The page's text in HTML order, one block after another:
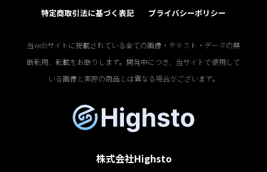
特定商取引法に基づく表記 プライバシーポリシー
当webサイトに掲載されている全ての画像・テキスト・データの無
断転用、転載をお断りします。開発中につき、当サイトで使用して
いる画像と実際の商品とは異なる場合がございます。
株式会社Highsto